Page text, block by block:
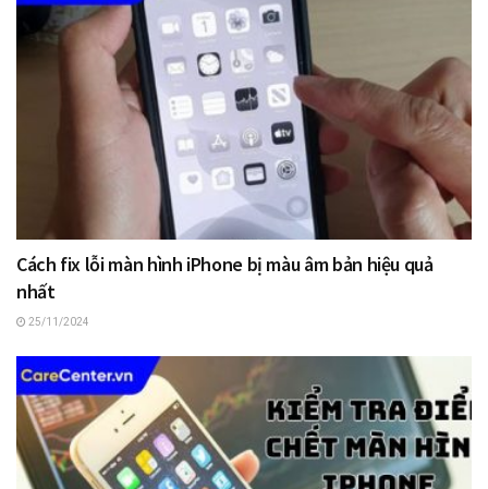
Cách fix lỗi màn hình iPhone bị màu âm bản hiệu quả
nhất
25/11/2024